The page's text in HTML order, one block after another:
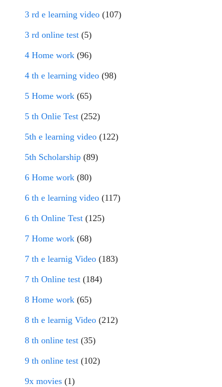
3 rd e learning video (107)
3 rd online test (5)
4 Home work (96)
4 th e learning video (98)
5 Home work (65)
5 th Onlie Test (252)
5th e learning video (122)
5th Scholarship (89)
6 Home work (80)
6 th e learning video (117)
6 th Online Test (125)
7 Home work (68)
7 th e learnig Video (183)
7 th Online test (184)
8 Home work (65)
8 th e learnig Video (212)
8 th online test (35)
9 th online test (102)
9x movies (1)